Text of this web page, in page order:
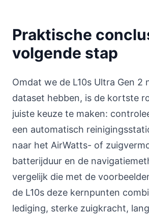
Praktische
volgende stap
Omdat we de L10s Ultra Gen 2
dataset hebben, is de kortste
juiste keuze te maken:
een automatisch
naar het AirWatts- of
batterijduur en de
vergelijk die met de
de L10s deze kernpunten
lediging, sterke zuigkracht,